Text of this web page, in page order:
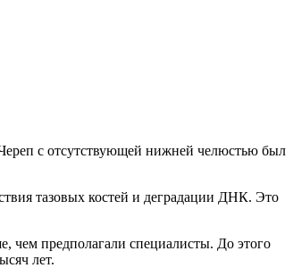
Череп с отсутствующей нижней челюстью был
тазовых костей и деградации ДНК. Это
чем предполагали специалисты. До этого
лет.